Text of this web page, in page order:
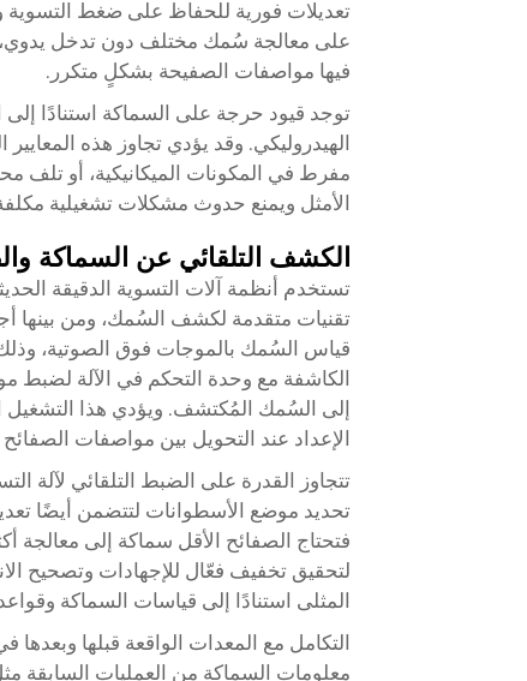
تعديلات فورية للحفاظ على ضغط التسوية
على معالجة سُمك مختلف دون تدخل يدوي،
فيها مواصفات الصفيحة بشكلٍ متكرر.
توجد قيود حرجة على السماكة استنادًا
الهيدروليكي. وقد يؤدي تجاوز هذه
مفرط في المكونات الميكانيكية، أو تلف
الأمثل ويمنع حدوث مشكلات تشغيلية
الكشف التلقائي عن السماكة
تقنيات متقدمة لكشف السُمك، ومن بينها
قياس السُمك بالموجات فوق الصوتية، وذلك
الكاشفة مع وحدة التحكم في الآلة لضبط
إلى السُمك المُكتشف. ويؤدي هذا التشغيل
الإعداد عند التحويل بين مواصفات الصفائح
تحديد موضع الأسطوانات لتتضمن أيضًا
فتحتاج الصفائح الأقل سماكة إلى معالجة
لتحقيق تخفيف فعّال للإجهادات وتصحيح
المثلى استنادًا إلى قياسات السماكة
التكامل مع المعدات الواقعة قبلها وبعدها
معلومات السماكة من العمليات السابقة